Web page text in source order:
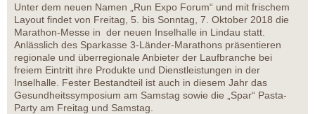
Unter dem neuen Namen „Run Expo Forum“ und mit frischem
Layout findet von Freitag, 5. bis Sonntag, 7. Oktober 2018 die
Marathon-Messe in der neuen Inselhalle in Lindau statt.
Anlässlich des Sparkasse 3-Länder-Marathons präsentieren
regionale und überregionale Anbieter der Laufbranche bei
freiem Eintritt ihre Produkte und Dienstleistungen in der
Inselhalle. Fester Bestandteil ist auch in diesem Jahr das
Gesundheitssymposium am Samstag sowie die „Spar“ Pasta-
Party am Freitag und Samstag.